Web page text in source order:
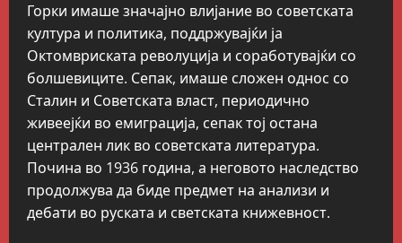
Горки имаше значајно влијание во советската
култура и политика, поддржувајќи ја
Октомвриската револуција и соработувајќи со
болшевиците. Сепак, имаше сложен однос со
Сталин и Советската власт, периодично
живеејќи во емиграција, сепак тој остана
централен лик во советската литература.
Почина во 1936 година, а неговото наследство
продолжува да биде предмет на анализи и
дебати во руската и светската книжевност.